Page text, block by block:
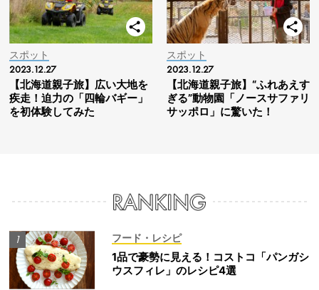
スポット
2023.12.27
【北海道親子旅】広い大地を
疾走！迫力の「四輪バギー」
を初体験してみた
スポット
2023.12.27
【北海道親子旅】“ふれあえす
ぎる”動物園「ノースサファリ
サッポロ」に驚いた！
フード・レシピ
1品で豪勢に見える！コストコ「パンガシ
ウスフィレ」のレシピ4選